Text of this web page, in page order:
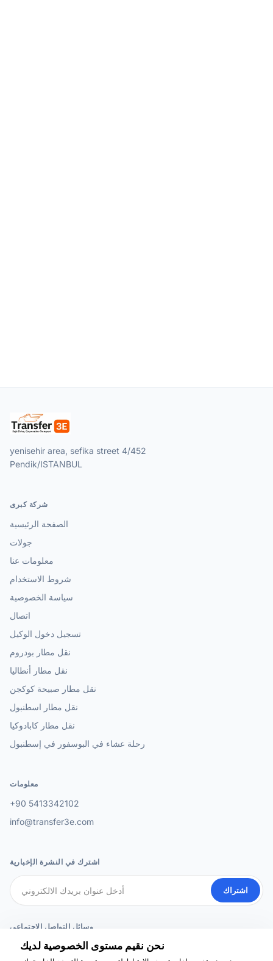
yenisehir area, sefika street 4/452
Pendik/ISTANBUL
شركة كبرى
الصفحة الرئيسية
جولات
معلومات عنا
شروط الاستخدام
سياسة الخصوصية
اتصال
تسجيل دخول الوكيل
نقل مطار بودروم
نقل مطار أنطاليا
نقل مطار صبيحة كوكجن
نقل مطار اسطنبول
نقل مطار كابادوكيا
رحلة عشاء في البوسفور في إسطنبول
معلومات
+90 5413342102
info@transfer3e.com
اشترك في النشرة الإخبارية
اشتراك
وسائل التواصل الاجتماعي
نحن نقيم مستوى الخصوصية لديك